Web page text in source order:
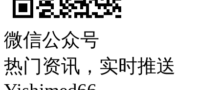
微信公众号
热门资讯，实时推送